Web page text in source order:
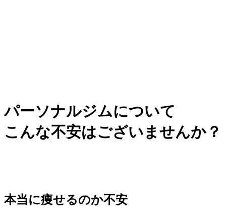
パーソナルジムについて
こんな不安はございませんか？
本当に痩せるのか不安